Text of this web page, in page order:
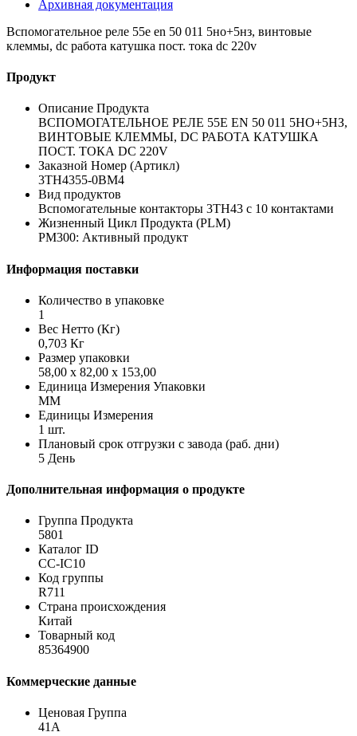
Архивная документация
Вспомогательное реле 55e en 50 011 5но+5нз, винтовые
клеммы, dc работа катушка пост. тока dc 220v
Продукт
Описание Продукта
ВСПОМОГАТЕЛЬНОЕ РЕЛЕ 55E EN 50 011 5НО+5НЗ,
ВИНТОВЫЕ КЛЕММЫ, DC РАБОТА КАТУШКА
ПОСТ. ТОКА DC 220V
Заказной Номер (Артикл)
3TH4355-0BM4
Вид продуктов
Вспомогательные контакторы 3TH43 с 10 контактами
Жизненный Цикл Продукта (PLM)
PM300: Активный продукт
Информация поставки
Количество в упаковке
1
Вес Нетто (Кг)
0,703 Кг
Размер упаковки
58,00 x 82,00 x 153,00
Единица Измерения Упаковки
MM
Единицы Измерения
1 шт.
Плановый срок отгрузки с завода (раб. дни)
5 День
Дополнительная информация о продукте
Группа Продукта
5801
Каталог ID
CC-IC10
Код группы
R711
Страна происхождения
Китай
Товарный код
85364900
Коммерческие данные
Ценовая Группа
41A